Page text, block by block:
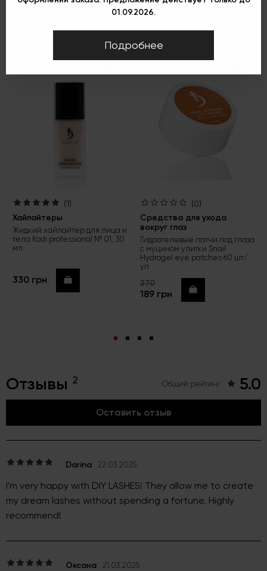
(1)
Хайлайтеры
Жидкий хайлайтер для лица и
тела Kodi professional № 01, 30
мл
330 грн Купить
(0)
Средства для ухода
вокруг глаз
Гидрогелевые патчи под глаза
с муцином улитки Snail
Hydrogel eye patches 60 шт/
уп
270
189 грн Купить
Отзывы 2 Общий рейтинг 5.0
Оставить отзыв
Darina 22.03.2025
I'm very happy with DIY LASHES! They allow me to create
my dream lashes without spending a fortune. Highly
recommend!
Оксана 21.03.2025
01.09.2026.
Подробнее